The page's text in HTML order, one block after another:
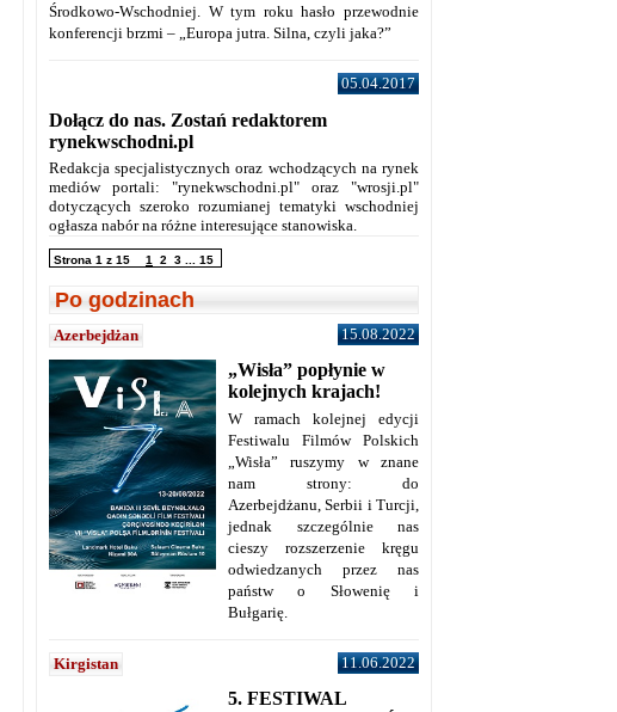
Środkowo-Wschodniej. W tym roku hasło przewodnie
konferencji brzmi – „Europa jutra. Silna, czyli jaka?”
05.04.2017
Dołącz do nas. Zostań redaktorem
rynekwschodni.pl
Redakcja specjalistycznych oraz wchodzących na rynek
mediów portali: "rynekwschodni.pl" oraz "wrosji.pl"
dotyczących szeroko rozumianej tematyki wschodniej
ogłasza nabór na różne interesujące stanowiska.
Strona 1 z 15 1 2 3 15
Po godzinach
Azerbejdżan 15.08.2022
„Wisła” popłynie w
kolejnych krajach!
W ramach kolejnej edycji
Festiwalu Filmów Polskich
„Wisła” ruszymy w znane
nam strony: do
Azerbejdżanu, Serbii i Turcji,
jednak szczególnie nas
cieszy rozszerzenie kręgu
odwiedzanych przez nas
państw o Słowenię i
Bułgarię.
Kirgistan 11.06.2022
5. FESTIWAL